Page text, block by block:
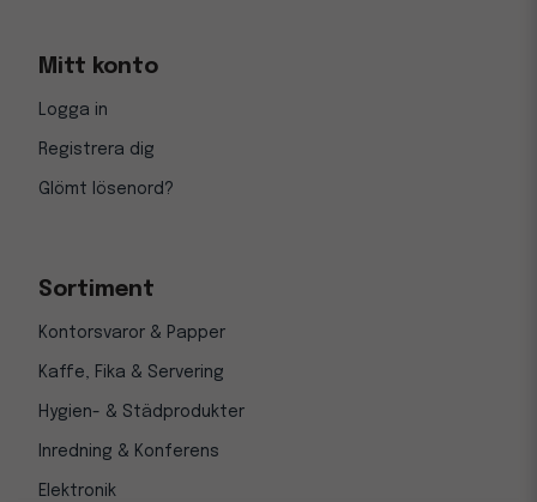
Mitt konto
Logga in
Registrera dig
Glömt lösenord?
Sortiment
Kontorsvaror & Papper
Kaffe, Fika & Servering
Hygien- & Städprodukter
Inredning & Konferens
Elektronik